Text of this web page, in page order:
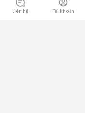
Liên hệ Tài khoản